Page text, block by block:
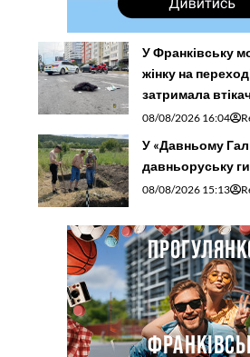
У Франківську
жінку на
затримала
08/08/2026 16:04
У «Давньому
давньоруську
08/08/2026 15:13